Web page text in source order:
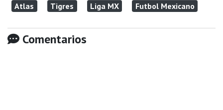
Atlas Tigres Liga MX Futbol Mexicano
Comentarios